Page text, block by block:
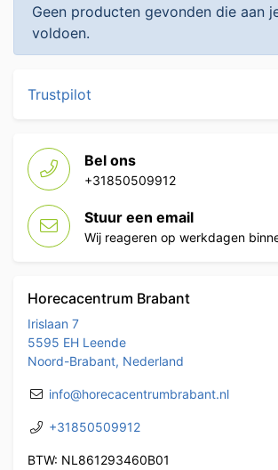
Geen producten gevonden die aan
voldoen.
Trustpilot
Bel ons
+31850509912
Stuur een email
Wij reageren op werkdagen
Horecacentrum Brabant
Irislaan 7
5595 EH Leende
Noord-Brabant, Nederland
info@horecacentrumbrabant.nl
+31850509912
BTW: NL861293460B01